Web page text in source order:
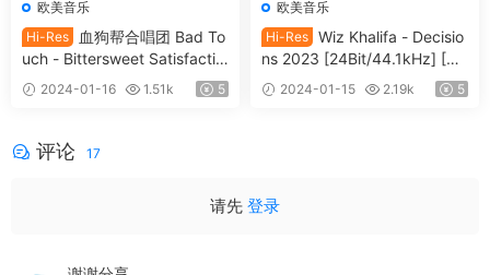
欧美音乐
Hi-Res
血狗帮合唱团 Bad To
uch - Bittersweet Satisfactio
n 2023 [24Bit/48kHz] [Hi-Re
s Flac 444MB]
2024-01-16 1.51k 5
欧美音乐
Hi-Res Wiz Khalifa - Decisio
ns 2023 [24Bit/44.1kHz] [Hi-
Res Flac 396MB]
2024-01-15 2.19k 5
评论 17
请先 登录